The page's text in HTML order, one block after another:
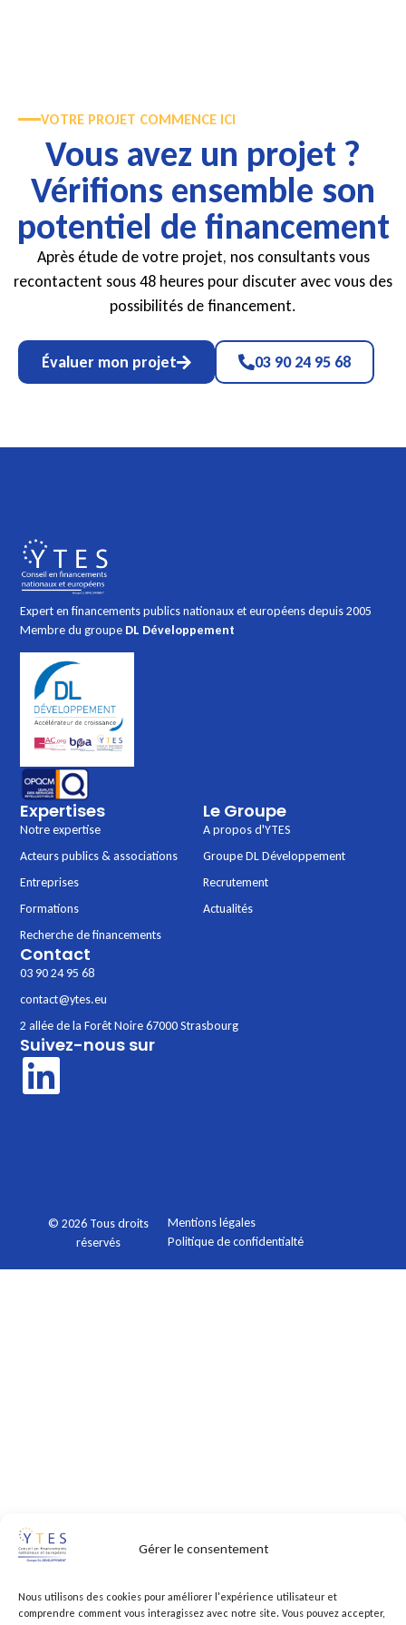
Gérer le consentement
Nous utilisons des cookies pour améliorer l'expérience utilisateur et
comprendre comment vous interagissez avec notre site. Vous pouvez accepter,
VOTRE PROJET COMMENCE ICI
Vous avez un projet ?
Vérifions ensemble son
potentiel de financement
Après étude de votre projet, nos consultants vous
recontactent sous 48 heures pour discuter avec vous des
possibilités de financement.
Évaluer mon projet 03 90 24 95 68
Expert en financements publics nationaux et européens depuis 2005
Membre du groupe DL Développement
Expertises
Notre expertise
Acteurs publics & associations
Entreprises
Formations
Recherche de financements
Le Groupe
A propos d'YTES
Groupe DL Développement
Recrutement
Actualités
Contact
03 90 24 95 68
contact@ytes.eu
2 allée de la Forêt Noire 67000 Strasbourg
Suivez-nous sur
© 2026 Tous droits
réservés
Mentions légales
Politique de confidentialté